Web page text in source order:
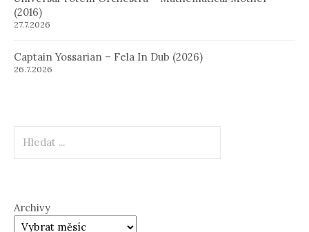
(2016)
27.7.2026
Captain Yossarian – Fela In Dub (2026)
26.7.2026
Archivy